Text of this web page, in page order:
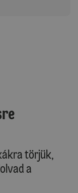
törjük,
a